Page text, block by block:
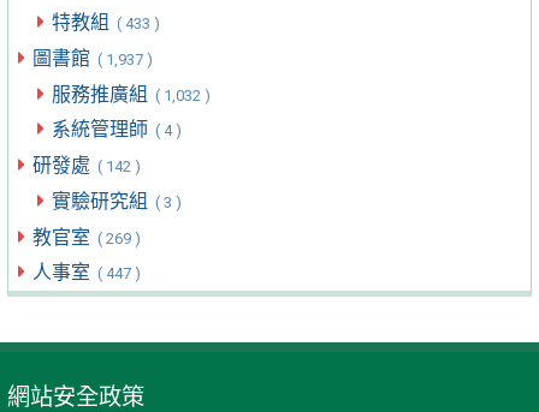
特教組 ( 433 )
圖書館 ( 1,937 )
服務推廣組 ( 1,032 )
系統管理師 ( 4 )
研發處 ( 142 )
實驗研究組 ( 3 )
教官室 ( 269 )
人事室 ( 447 )
網站安全政策